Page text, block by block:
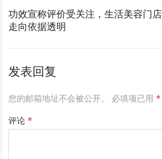
功效宣称评价受关注，生活美容门
走向依据透明
发表回复
您的邮箱地址不会被公开。 必填项已用*
评论*